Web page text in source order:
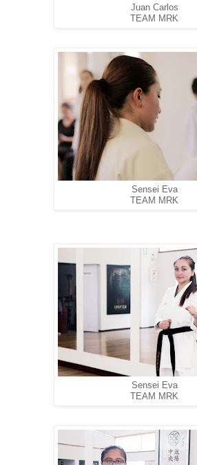
Juan Carlos
TEAM MRK
Sensei Eva
TEAM MRK
Sensei Eva
TEAM MRK